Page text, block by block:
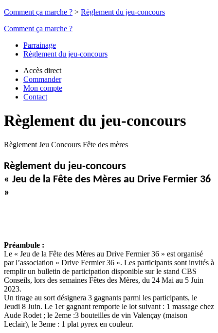
Comment ça marche ? > Règlement du jeu-concours
Comment ça marche ?
Parrainage
Règlement du jeu-concours
Accès direct
Commander
Mon compte
Contact
Règlement du jeu-concours
Règlement Jeu Concours Fête des mères
Règlement du jeu-concours
« Jeu de la Fête des Mères au Drive Fermier 36
»
Préambule :
Le « Jeu de la Fête des Mères au Drive Fermier 36 » est organisé
par l’association « Drive Fermier 36 ». Les participants sont invités à
remplir un bulletin de participation disponible sur le stand CBS
Conseils, lors des semaines Fêtes des Mères, du 24 Mai au 5 Juin
2023.
Un tirage au sort désignera 3 gagnants parmi les participants, le
Jeudi 8 Juin. Le 1er gagnant remporte le lot suivant : 1 massage chez
Aude Rodet ; le 2eme :3 bouteilles de vin Valençay (maison
Leclair), le 3eme : 1 plat pyrex en couleur.